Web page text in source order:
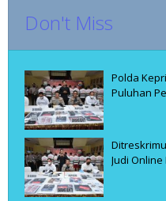
Don't Miss
Polda
Puluhan
Judi